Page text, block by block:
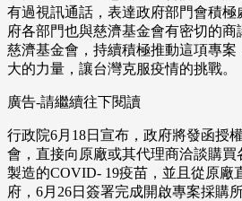
有過視訊通話，表達政府部門會積
府各部門也與慈濟基金會有密切的
慈濟基金會，持續積極推動這項專
大的力量，讓台灣克服疫情的挑戰。
廣告-請繼續往下閱讀
行政院6月18日宣布，政府將發函授
會，直接向原廠或其代理商洽談購買
製造的COVID- 19疫苗，並且從原廠
府，6月26日簽署完成開啟專案採購